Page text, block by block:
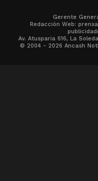
Gerente
Redacción Web:
Av. Atusparia 616, La
© 2004 - 2026 Ancash